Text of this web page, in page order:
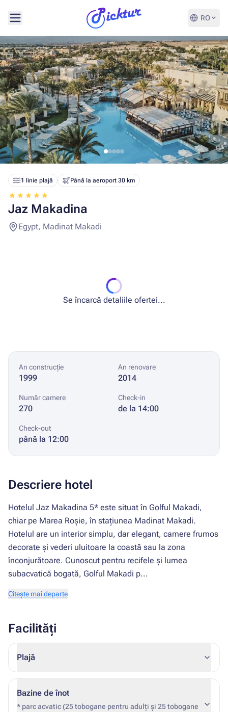
RO
1 linie plajă Până la aeroport 30 km
Jaz Makadina
Egypt, Madinat Makadi
Se încarcă detaliile ofertei...
An construcție
1999
An renovare
2014
Număr camere
270
Check-in
de la 14:00
Check-out
până la 12:00
Descriere hotel
Hotelul Jaz Makadina 5* este situat în Golful Makadi,
chiar pe Marea Roșie, în stațiunea Madinat Makadi.
Hotelul are un interior simplu, dar elegant, camere frumos
decorate și vederi uluitoare la coastă sau la zona
înconjurătoare. Cunoscut pentru recifele și lumea
subacvatică bogată, Golful Makadi p...
Citește mai departe
Facilități
Plajă
Bazine de înot
* parc acvatic (25 tobogane pentru adulți și 25 tobogane